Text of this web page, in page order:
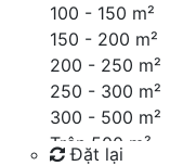
100 - 150 m²
150 - 200 m²
200 - 250 m²
250 - 300 m²
300 - 500 m²
Trên 500 m²
Đặt lại